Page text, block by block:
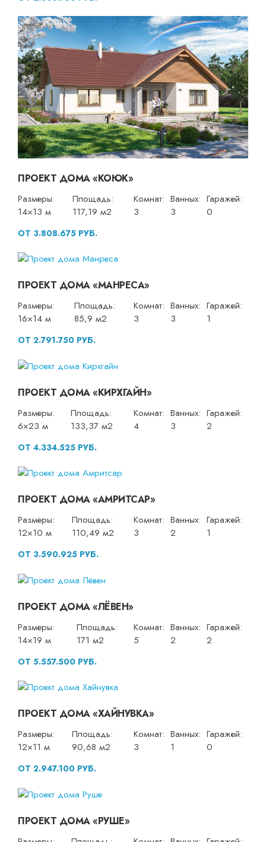
ПРОЕКТ ДОМА «КОЮК»
Размеры:
14×13 м
Площадь:
117,19 м2
Комнат:
3
Ванных:
3
Гаражей:
0
ОТ 3.808.675 РУБ.
ПРОЕКТ ДОМА «МАНРЕСА»
Размеры:
16×14 м
Площадь:
85,9 м2
Комнат:
3
Ванных:
3
Гаражей:
1
ОТ 2.791.750 РУБ.
ПРОЕКТ ДОМА «КИРХГАЙН»
Размеры:
6×23 м
Площадь:
133,37 м2
Комнат:
4
Ванных:
3
Гаражей:
2
ОТ 4.334.525 РУБ.
ПРОЕКТ ДОМА «АМРИТСАР»
Размеры:
12×10 м
Площадь:
110,49 м2
Комнат:
3
Ванных:
2
Гаражей:
1
ОТ 3.590.925 РУБ.
ПРОЕКТ ДОМА «ЛЁВЕН»
Размеры:
14×19 м
Площадь:
171 м2
Комнат:
5
Ванных:
2
Гаражей:
2
ОТ 5.557.500 РУБ.
ПРОЕКТ ДОМА «ХАЙНУВКА»
Размеры:
12×11 м
Площадь:
90,68 м2
Комнат:
3
Ванных:
1
Гаражей:
0
ОТ 2.947.100 РУБ.
ПРОЕКТ ДОМА «РУШЕ»